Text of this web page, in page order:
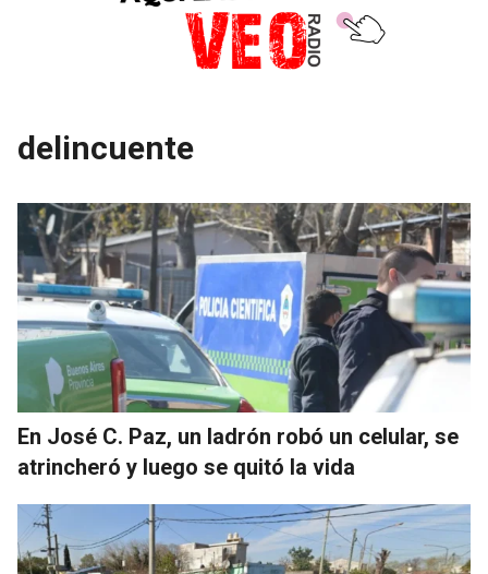
delincuente
En José C. Paz, un ladrón robó un celular, se
atrincheró y luego se quitó la vida